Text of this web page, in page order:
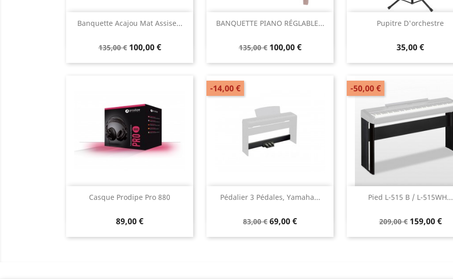
Banquette Acajou Mat Assise...
135,00 € 100,00 €
Aperçu rapide BANQUETTE PIANO RÉGLABLE...
135,00 € 100,00 €
Aperçu rapide Pupitre D'orchestre
35,00 €
Aperçu rapide
Casque Prodipe Pro 880
89,00 €
Aperçu rapide Pédalier 3 Pédales, Yamaha...
83,00 € 69,00 €
-14,00 €
Aperçu rapide Pied L-515 B / L-515WH...
209,00 € 159,00 €
-50,00 €
Aperçu rapide